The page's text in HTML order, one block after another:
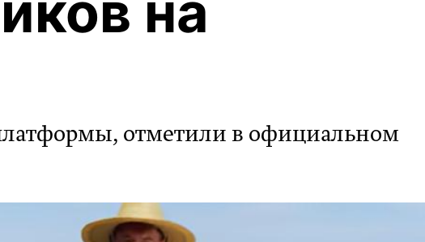
отметили в официальном